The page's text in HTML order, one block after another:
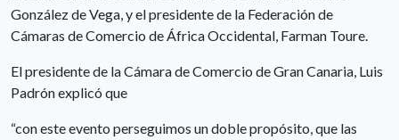
González de Vega, y el presidente de la Federación de
Cámaras de Comercio de África Occidental, Farman Toure.
El presidente de la Cámara de Comercio de Gran Canaria, Luis
Padrón explicó que
“con este evento perseguimos un doble propósito, que las